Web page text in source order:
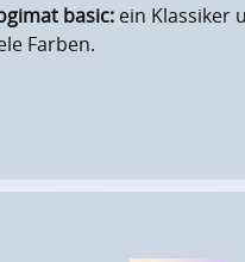
basic: ein Klassiker
Farben.